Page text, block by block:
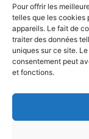
Pour offrir les
telles que les cookies
appareils. Le fait de
traiter des données
uniques sur ce site.
consentement peut
et fonctions.
Mentions